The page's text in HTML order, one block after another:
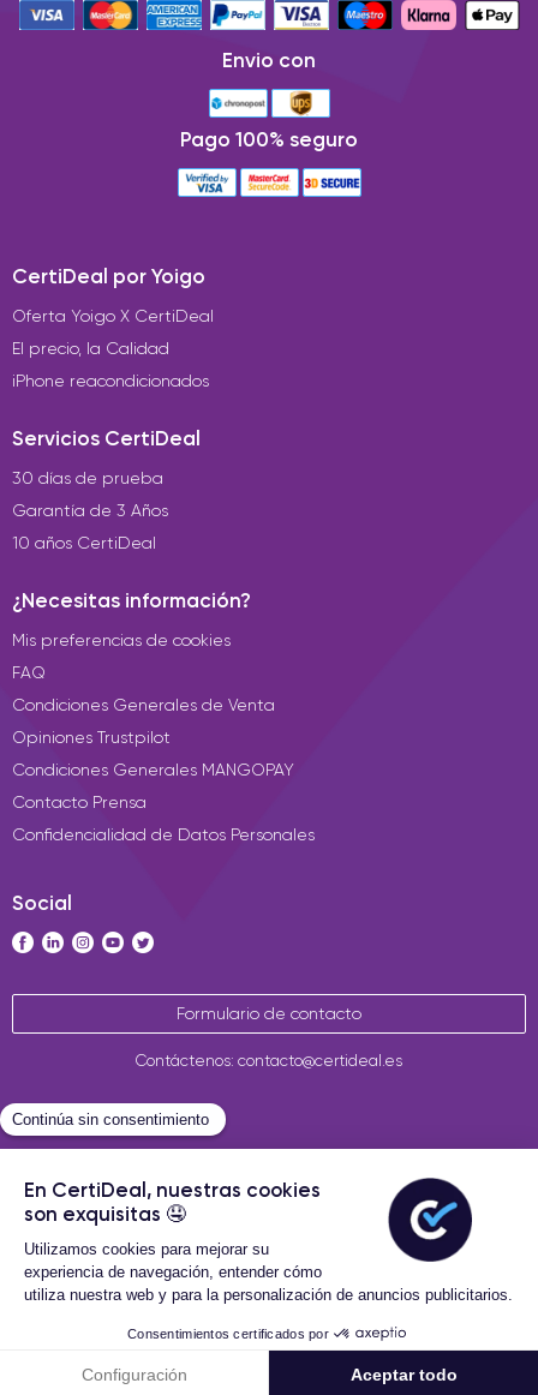
36 Meses de garantía
689,00 € nuevo
Añadir a la cesta
Envio con
Pago 100% seguro
CertiDeal por Yoigo
Oferta Yoigo X CertiDeal
El precio, la Calidad
iPhone reacondicionados
Servicios CertiDeal
30 días de prueba
Garantía de 3 Años
10 años CertiDeal
¿Necesitas información?
Mis preferencias de cookies
FAQ
Condiciones Generales de Venta
Opiniones Trustpilot
Condiciones Generales MANGOPAY
Contacto Prensa
Confidencialidad de Datos Personales
Social
Formulario de contacto
Contáctenos: contacto@certideal.es
Términos Generales de Venta
Certideal © 2026 Todos los
derechos reservados